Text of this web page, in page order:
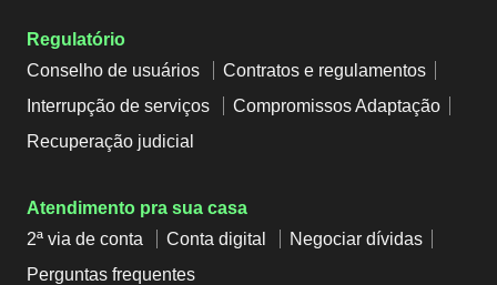
Regulatório
Conselho de usuários
Contratos e regulamentos
Interrupção de serviços
Compromissos Adaptação
Recuperação judicial
Atendimento pra sua casa
2ª via de conta
Conta digital
Negociar dívidas
Perguntas frequentes